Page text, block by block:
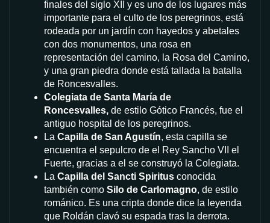
finales del siglo XII y es uno de los lugares más
importante para el culto de los peregrinos, está
rodeada por un jardín con hayedos y abetales
con dos monumentos, una rosa en
representación del camino, la Rosa del Camino,
y una gran piedra donde está tallada la batalla
de Roncesvalles.
Colegiata de Santa María de
Roncesvalles, de estilo Gótico Francés, fue el
antiguo hospital de los peregrinos.
La Capilla de San Agustín, esta capilla se
encuentra el sepulcro de el Rey Sancho VII el
Fuerte, gracias a el se construyó la Colegiata.
La Capilla del Sancti Spiritus conocida
también como Silo de Carlomagno, de estilo
románico. Es una cripta donde dice la leyenda
que Roldán clavó su espada tras la derrota.